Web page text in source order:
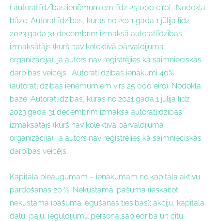
( autoratlīdzības ieņēmumiem līdz 25 000 eiro). Nodokļa
bāze: Autoratlīdzības, kuras no 2021.gada 1.jūlija līdz
2023.gada 31.decembrim izmaksā autoratlīdzības
izmaksātājs (kurš nav kolektīvā pārvaldījuma
organizācija), ja autors nav reģistrējies kā saimnieciskās
darbības veicējs. Autoratlīdzības ienākumi 40%
(autoratlīdzības ieņēmumiem virs 25 000 eiro). Nodokļa
bāze: Autoratlīdzības, kuras no 2021.gada 1.jūlija līdz
2023.gada 31.decembrim izmaksā autoratlīdzības
izmaksātājs (kurš nav kolektīvā pārvaldījuma
organizācija), ja autors nav reģistrējies kā saimnieciskās
darbības veicējs.
Kapitāla pieaugumam – ienākumam no kapitāla aktīvu
pārdošanas 20 %. Nekustamā īpašuma (ieskaitot
nekustamā īpašuma iegūšanas tiesības); akciju, kapitāla
daļu, paju, ieguldījumu personālsabiedrībā un citu